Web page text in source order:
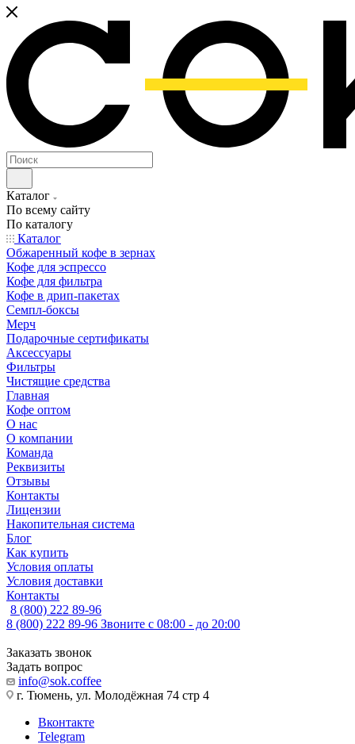
Каталог
По всему сайту
По каталогу
Каталог
Обжаренный кофе в зернах
Кофе для эспрессо
Кофе для фильтра
Кофе в дрип-пакетах
Семпл-боксы
Мерч
Подарочные сертификаты
Аксессуары
Фильтры
Чистящие средства
Главная
Кофе оптом
О нас
О компании
Команда
Реквизиты
Отзывы
Контакты
Лицензии
Накопительная система
Блог
Как купить
Условия оплаты
Условия доставки
Контакты
8 (800) 222 89-96
8 (800) 222 89-96 Звоните с 08:00 - до 20:00
Заказать звонок
Задать вопрос
info@sok.coffee
г. Тюмень, ул. Молодёжная 74 стр 4
Вконтакте
Telegram